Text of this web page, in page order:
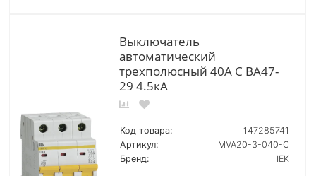
Выключатель
автоматический
трехполюсный 40А C ВА47-
29 4.5кА
Код товара:
147285741
Артикул:
MVA20-3-040-C
Бренд:
IEK